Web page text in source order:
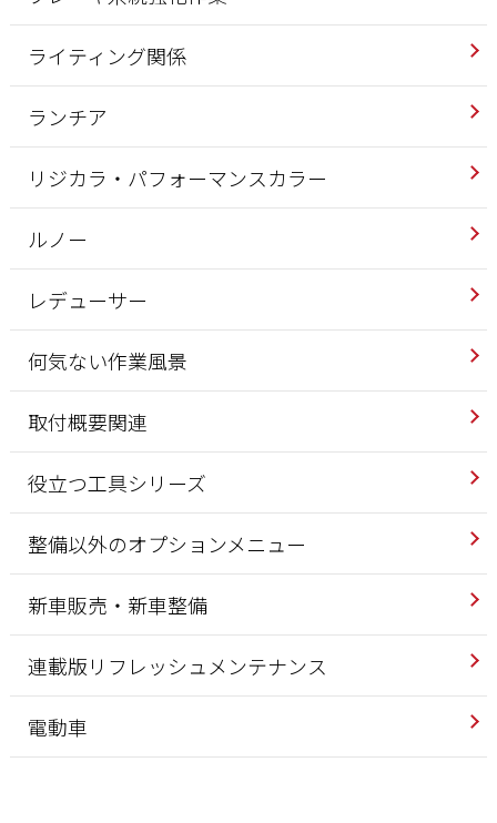
ライティング関係
ランチア
リジカラ・パフォーマンスカラー
ルノー
レデューサー
何気ない作業風景
取付概要関連
役立つ工具シリーズ
整備以外のオプションメニュー
新車販売・新車整備
連載版リフレッシュメンテナンス
電動車